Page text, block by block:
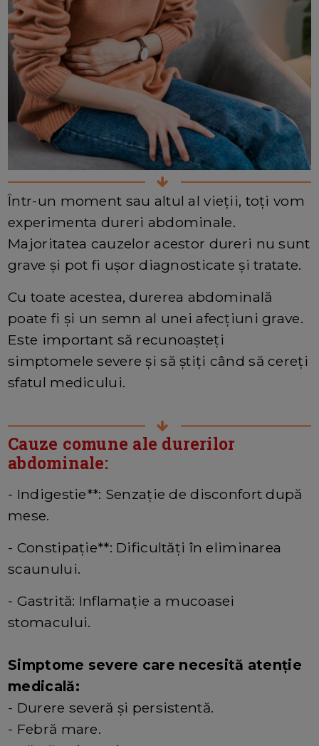
Într-un moment sau altul al vieții, toți vom
experimenta dureri abdominale.
Majoritatea cauzelor acestor dureri nu sunt
grave și pot fi ușor diagnosticate și tratate.
Cu toate acestea, durerea abdominală
poate fi și un semn al unei afecțiuni grave.
Este important să recunoașteți
simptomele severe și să știți când să cereți
sfatul medicului.
Cauze comune ale durerilor
abdominale:
- Indigestie**: Senzație de disconfort după
mese.
- Constipație**: Dificultăți în eliminarea
scaunului.
- Gastrită: Inflamație a mucoasei
stomacului.
Simptome severe care necesită atenție
medicală:
- Durere severă și persistentă.
- Febră mare.